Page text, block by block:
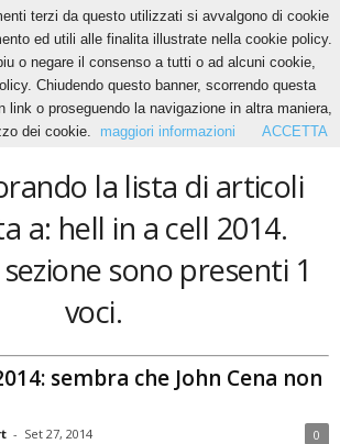
2014
2014
la lista di articoli
a: hell in a cell 2014.
sono presenti 1
voci.
sembra che John Cena non
- Set 27, 2014 0
terzi da questo utilizzati si avvalgono di cookie
ed utili alle finalita illustrate nella cookie policy.
o negare il consenso a tutti o ad alcuni cookie,
Chiudendo questo banner, scorrendo questa
link o proseguendo la navigazione in altra maniera,
dei cookie.
maggiori informazioni ACCETTA